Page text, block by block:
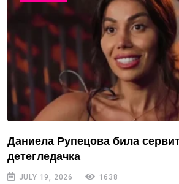
Даниела Рупецова била
детегледачка
JULY 19, 2026 1638